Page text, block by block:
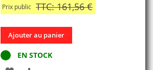
Prix public TTC: 161,56 €
Ajouter au panier
EN STOCK